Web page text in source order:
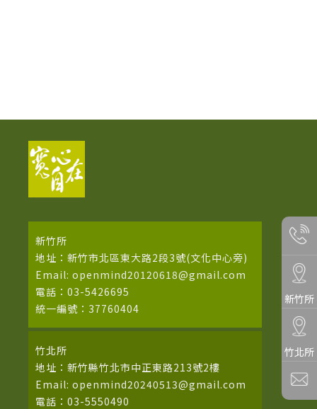
新竹所
地址：新竹市北區東大路2段3號(文化中心旁)
Email: openmind20120618@gmail.com
電話：03-5426695
統一編號：37760404
竹北所
地址：新竹縣竹北市中正東路213號2樓
Email: openmind20240513@gmail.com
電話：03-5550490
新竹所
竹北所